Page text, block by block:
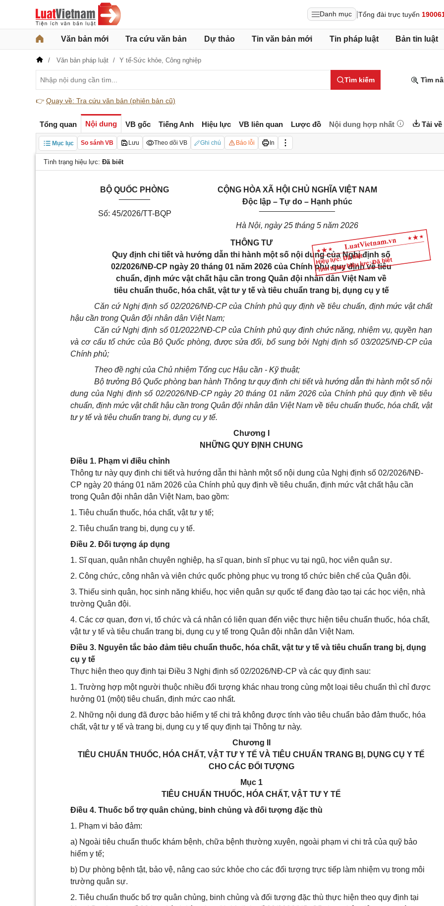
Danh mục Tổng đài trực tuyến
Văn bản mới Tra cứu văn bản Dự thảo Tin văn bản mới Tin pháp luật Bản tin luật
Văn bản pháp luật Y tế-Sức khỏe, Công nghiệp
Tìm kiếm Tìm
👉 Quay về: Tra cứu văn bản (phiên bản cũ)
Tổng quan Nội dung VB gốc Tiếng Anh Hiệu lực VB liên quan Lược đồ Nội dung hợp nhất Tải về
Mục lục So sánh VB Lưu Theo dõi VB Ghi chú Báo lỗi In
Tình trạng hiệu lực: Đã biết
Hiệu lực: Đã biết
Tình trạng hiệu lực: Đã biết
BỘ QUỐC PHÒNG
_______
Số: 45/2026/TT-BQP
CỘNG HÒA XÃ HỘI CHỦ NGHĨA VIỆT NAM
Độc lập – Tự do – Hạnh phúc
_________________
Hà Nội, ngày 25 tháng 5 năm 2026
THÔNG TƯ
Quy định chi tiết và hướng dẫn thi hành một số nội dung của Nghị định số
02/2026/NĐ-CP ngày 20 tháng 01 năm 2026 của Chính phủ quy định về tiêu
chuẩn, định mức vật chất hậu cần trong Quân đội nhân dân Việt Nam về
tiêu chuẩn thuốc, hóa chất, vật tư y tế và tiêu chuẩn trang bị, dụng cụ y tế
Căn cứ Nghị định số 02/2026/NĐ-CP của Chính phủ quy định về tiêu chuẩn, định mức vật chất
hậu cần trong Quân đội nhân dân Việt Nam;
Căn cứ Nghị định số 01/2022/NĐ-CP của Chính phủ quy định chức năng, nhiệm vụ, quyền hạn
và cơ cấu tổ chức của Bộ Quốc phòng, được sửa đổi, bổ sung bởi Nghị định số 03/2025/NĐ-CP của
Chính phủ;
Theo đề nghị của Chủ nhiệm Tổng cục Hậu cần - Kỹ thuật;
Bộ trưởng Bộ Quốc phòng ban hành Thông tư quy định chi tiết và hướng dẫn thi hành một số nội
dung của Nghị định số 02/2026/NĐ-CP ngày 20 tháng 01 năm 2026 của Chính phủ quy định về tiêu
chuẩn, định mức vật chất hậu cần trong Quân đội nhân dân Việt Nam về tiêu chuẩn thuốc, hóa chất, vật
tư y tế và tiêu chuẩn trang bị, dụng cụ y tế.
Chương I
NHỮNG QUY ĐỊNH CHUNG
Điều 1. Phạm vi điều chỉnh
Thông tư này quy định chi tiết và hướng dẫn thi hành một số nội dung của Nghị định số 02/2026/NĐ-
CP ngày 20 tháng 01 năm 2026 của Chính phủ quy định về tiêu chuẩn, định mức vật chất hậu cần
trong Quân đội nhân dân Việt Nam, bao gồm:
1. Tiêu chuẩn thuốc, hóa chất, vật tư y tế;
2. Tiêu chuẩn trang bị, dụng cụ y tế.
Điều 2. Đối tượng áp dụng
1. Sĩ quan, quân nhân chuyên nghiệp, hạ sĩ quan, binh sĩ phục vụ tại ngũ, học viên quân sự.
2. Công chức, công nhân và viên chức quốc phòng phục vụ trong tổ chức biên chế của Quân đội.
3. Thiếu sinh quân, học sinh năng khiếu, học viên quân sự quốc tế đang đào tạo tại các học viện, nhà
trường Quân đội.
4. Các cơ quan, đơn vị, tổ chức và cá nhân có liên quan đến việc thực hiện tiêu chuẩn thuốc, hóa chất,
vật tư y tế và tiêu chuẩn trang bị, dụng cụ y tế trong Quân đội nhân dân Việt Nam.
Điều 3. Nguyên tắc bảo đảm tiêu chuẩn thuốc, hóa chất, vật tư y tế và tiêu chuẩn trang bị, dụng
cụ y tế
Thực hiện theo quy định tại Điều 3 Nghị định số 02/2026/NĐ-CP và các quy định sau:
1. Trường hợp một người thuộc nhiều đối tượng khác nhau trong cùng một loại tiêu chuẩn thì chỉ được
hưởng 01 (một) tiêu chuẩn, định mức cao nhất.
2. Những nội dung đã được bảo hiểm y tế chi trả không được tính vào tiêu chuẩn bảo đảm thuốc, hóa
chất, vật tư y tế và trang bị, dụng cụ y tế quy định tại Thông tư này.
Chương II
TIÊU CHUẨN THUỐC, HÓA CHẤT, VẬT TƯ Y TẾ VÀ TIÊU CHUẨN TRANG BỊ, DỤNG CỤ Y TẾ
CHO CÁC ĐỐI TƯỢNG
Mục 1
TIÊU CHUẨN THUỐC, HÓA CHẤT, VẬT TƯ Y TẾ
Điều 4. Thuốc bổ trợ quân chủng, binh chủng và đối tượng đặc thù
1. Phạm vi bảo đảm:
a) Ngoài tiêu chuẩn thuốc khám bệnh, chữa bệnh thường xuyên, ngoài phạm vi chi trả của quỹ bảo
hiểm y tế;
b) Dự phòng bệnh tật, bảo vệ, nâng cao sức khỏe cho các đối tượng trực tiếp làm nhiệm vụ trong môi
trường quân sự.
2. Tiêu chuẩn thuốc bổ trợ quân chủng, binh chủng và đối tượng đặc thù thực hiện theo quy định tại